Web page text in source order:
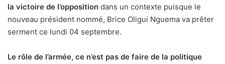
la victoire de l’opposition dans un contexte puisque le
nouveau président nommé, Brice Oligui Nguema va prêter
serment ce lundi 04 septembre.
Le rôle de l’armée, ce n’est pas de faire de la politique